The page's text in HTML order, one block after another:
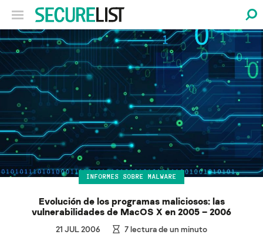
INFORMES SOBRE MALWARE
Evolución de los programas maliciosos: las
vulnerabilidades de MacOS X en 2005 – 2006
21 JUL 2006 7lectura de un minuto